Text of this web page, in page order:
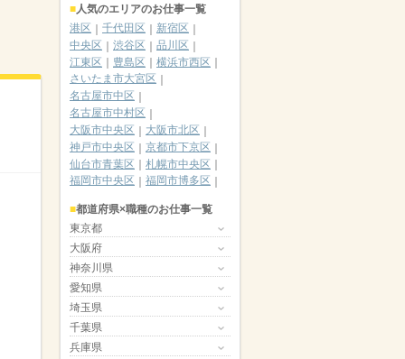
人気のエリアのお仕事一覧
港区
千代田区
新宿区
中央区
渋谷区
品川区
江東区
豊島区
横浜市西区
さいたま市大宮区
名古屋市中区
名古屋市中村区
大阪市中央区
大阪市北区
神戸市中央区
京都市下京区
仙台市青葉区
札幌市中央区
福岡市中央区
福岡市博多区
都道府県×職種のお仕事一覧
東京都
大阪府
神奈川県
愛知県
埼玉県
千葉県
兵庫県